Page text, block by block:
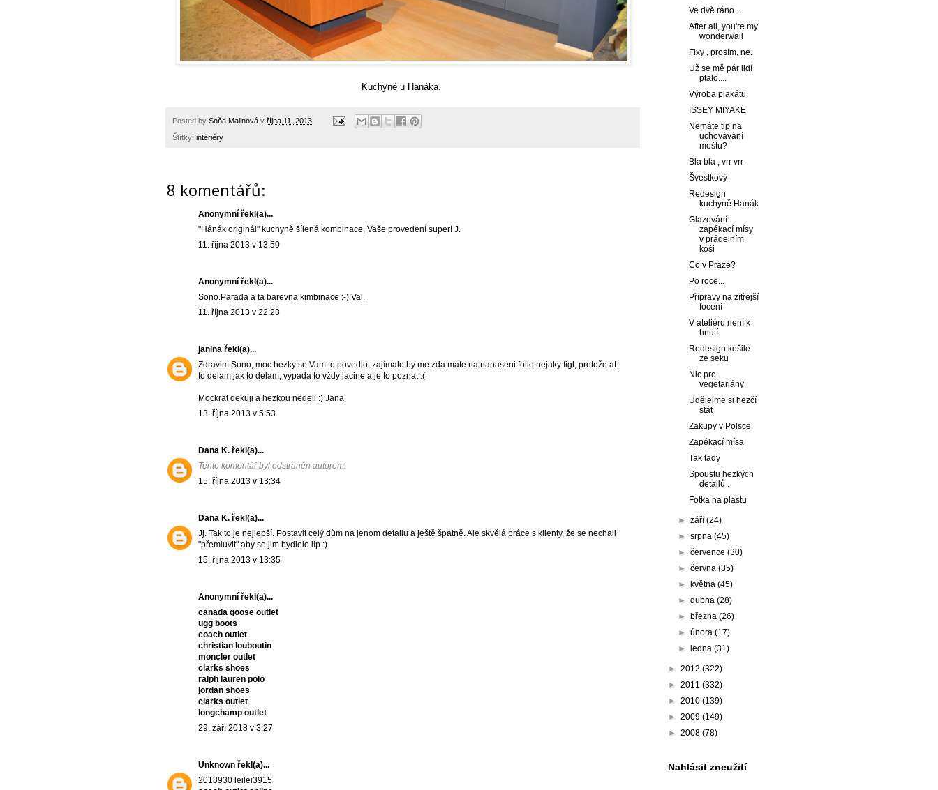
Kuchyně u Hanáka.
Posted by Soňa Malinová v října 11, 2013
Štítky: interiéry
8 komentářů:
Anonymní řekl(a)...
"Hánák originál" kuchyně šílená kombinace, Vaše provedení super! J.
11. října 2013 v 13:50
Anonymní řekl(a)...
Sono.Parada a ta barevna kimbinace :-).Val.
11. října 2013 v 22:23
janina řekl(a)...
Zdravim Sono, moc hezky se Vam to povedlo, zajímalo by me zda mate na nanaseni folie nejaky figl, protože at
to delam jak to delam, vypada to vždy lacine a je to poznat :(
Mockrat dekuji a hezkou nedeli :) Jana
13. října 2013 v 5:53
Dana K. řekl(a)...
Tento komentář byl odstraněn autorem.
15. října 2013 v 13:34
Dana K. řekl(a)...
Jj. Tak to je nejlepší. Postavit celý dům na jenom detailu a ještě špatně. Ale skvělá práce s klienty, že se nechali
"přemluvit" aby se jim bydlelo líp :)
15. října 2013 v 13:35
Anonymní řekl(a)...
canada goose outlet
ugg boots
coach outlet
christian louboutin
moncler outlet
clarks shoes
ralph lauren polo
jordan shoes
clarks outlet
longchamp outlet
29. září 2018 v 3:27
Unknown řekl(a)...
2018930 leilei3915
Ve dvě ráno ...
After all, you're my
wonderwall
Fixy , prosím, ne.
Už se mě pár lidí
ptalo....
Výroba plakátu.
ISSEY MIYAKE
Nemáte tip na
uchovávání
moštu?
Bla bla , vrr vrr
Švestkový
Redesign
kuchyně Hanák
Glazování
zapékací mísy
v prádelním
koši
Co v Praze?
Po roce...
Přípravy na zítřejší
focení
V ateliéru není k
hnutí.
Redesign košile
ze seku
Nic pro
vegetariány
Udělejme si hezčí
stát
Zakupy v Polsce
Zapékací mísa
Tak tady
Spoustu hezkých
detailů .
Fotka na plastu
►září(24)
►srpna(45)
►července(30)
►června(35)
► května(45)
►dubna(28)
► března(26)
►února(17)
►
ledna(31)
► 2012 (322)
► 2011 (332)
► 2010 (139)
► 2009 (149)
► 2008 (78)
Nahlásit zneužití